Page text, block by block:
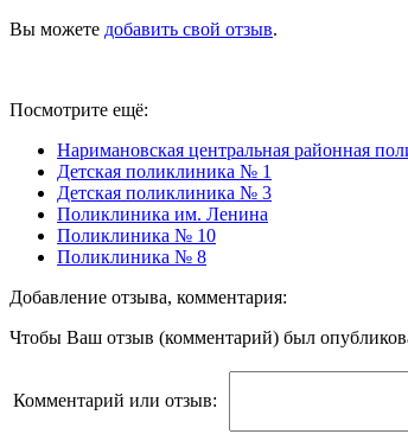
Вы можете добавить свой отзыв.
Посмотрите ещё:
Наримановская центральная районная
Детская поликлиника № 1
Детская поликлиника № 3
Поликлиника им. Ленина
Поликлиника № 10
Поликлиника № 8
Добавление отзыва, комментария:
Чтобы Ваш отзыв (комментарий) был
Комментарий или отзыв: